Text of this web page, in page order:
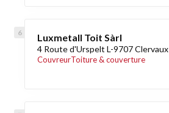
Luxmetall Toit Sàrl
4 Route d'Urspelt L-9707 Clervaux
CouvreurToiture & couverture